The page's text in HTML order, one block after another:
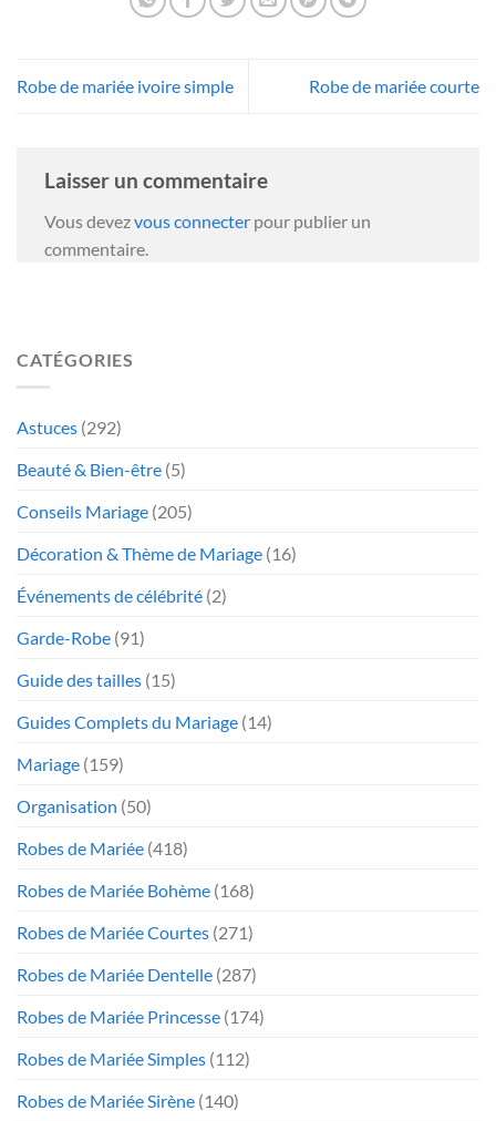
Robe de mariée ivoire simple Robe de mariée courte
Laisser un commentaire
Vous devezvous connecter pour publier un
commentaire.
CATÉGORIES
Astuces (292)
Beauté & Bien-être (5)
Conseils Mariage (205)
Décoration & Thème de Mariage (16)
Événements de célébrité (2)
Garde-Robe (91)
Guide des tailles (15)
Guides Complets du Mariage (14)
Mariage (159)
Organisation (50)
Robes de Mariée (418)
Robes de Mariée Bohème (168)
Robes de Mariée Courtes (271)
Robes de Mariée Dentelle (287)
Robes de Mariée Princesse (174)
Robes de Mariée Simples (112)
Robes de Mariée Sirène (140)